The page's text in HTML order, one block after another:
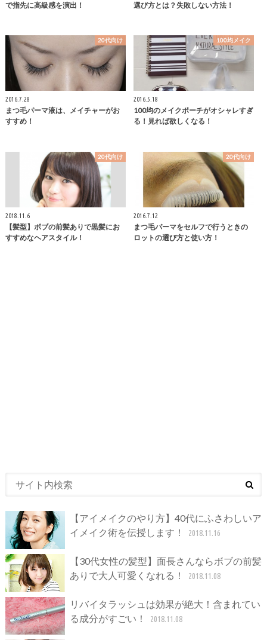
で指先に高級感を演出！
選び方とは？失敗しない方法！
20代向け
2016.7.28
まつ毛パーマ液は、メイチャーがお
すすめ！
100均メイク
2016.5.18
100均のメイクポーチがオシャレすぎ
る！見れば欲しくなる！
20代向け
2018.11.6
【髪型】ボブの前髪ありで黒髪にお
すすめなヘアスタイル！
20代向け
2016.7.12
まつ毛パーマをセルフで行うときの
ロットの選び方と使い方！
【アイメイクのやり方】40代にふさわしいア
イメイク術を伝授します！
2018.11.16
【30代女性の髪型】面長さんならボブの前髪
ありで大人可愛くなれる！
2018.11.08
リバイタラッシュは効果が絶大！含まれてい
る成分がすごい！
2018.11.08